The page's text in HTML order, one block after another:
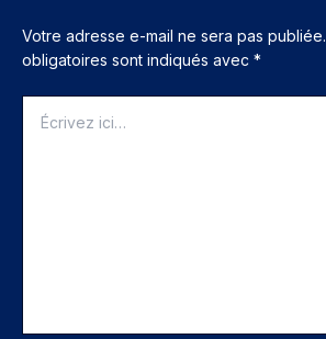
Votre adresse e-mail ne sera pas publiée.
obligatoires sont indiqués avec *
ici…